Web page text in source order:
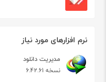
نرم افزارهای مورد نیاز
مدیریت دانلود
نسخه 6.42.61